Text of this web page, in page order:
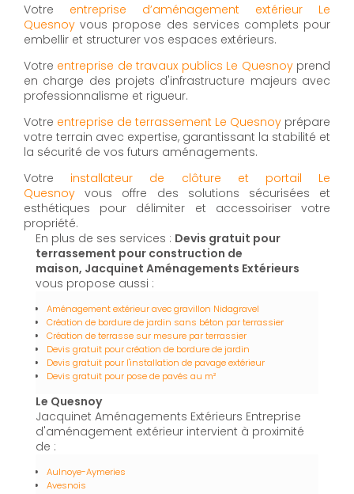
Votre entreprise d’aménagement extérieur Le
Quesnoy vous propose des services complets pour
embellir et structurer vos espaces extérieurs.
Votre entreprise de travaux publics Le Quesnoyprend
en charge des projets d'infrastructure majeurs avec
professionnalisme et rigueur.
Votre entreprise de terrassement Le Quesnoy prépare
votre terrain avec expertise, garantissant la stabilité et
la sécurité de vos futurs aménagements.
Votre installateur de clôture et portail Le
Quesnoy vous offre des solutions sécurisées et
esthétiques pour délimiter et accessoiriser votre
propriété.
En plus de ses services : Devis gratuit pour
terrassement pour construction de
maison, Jacquinet Aménagements Extérieurs
vous propose aussi :
Aménagement extérieur avec gravillon Nidagravel
Création de bordure de jardin sans béton par terrassier
Création de terrasse sur mesure par terrassier
Devis gratuit pour création de bordure de jardin
Devis gratuit pour l'installation de pavage extérieur
Devis gratuit pour pose de pavés au m²
Le Quesnoy
Jacquinet Aménagements Extérieurs Entreprise
d'aménagement extérieur intervient à proximité
de :
Aulnoye-Aymeries
Avesnois